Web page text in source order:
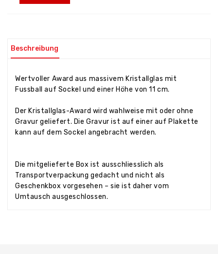
Beschreibung
Wertvoller Award aus massivem Kristallglas mit
Fussball auf Sockel und einer Höhe von 11 cm.
Der Kristallglas-Award wird wahlweise mit oder ohne
Gravur geliefert. Die Gravur ist auf einer auf Plakette
kann auf dem Sockel angebracht werden.
Die mitgelieferte Box ist ausschliesslich als
Transportverpackung gedacht und nicht als
Geschenkbox vorgesehen – sie ist daher vom
Umtausch ausgeschlossen.